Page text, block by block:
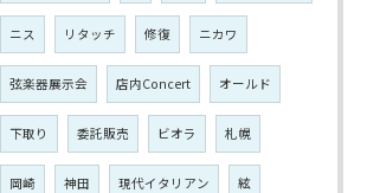
ニス リタッチ 修復 ニカワ
弦楽器展示会 店内Concert オールド
下取り 委託販売 ビオラ 札幌
岡崎 神田 現代イタリアン 絃